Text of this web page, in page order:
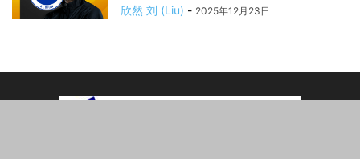
欣然 刘 (Liu) - 2025年12月23日